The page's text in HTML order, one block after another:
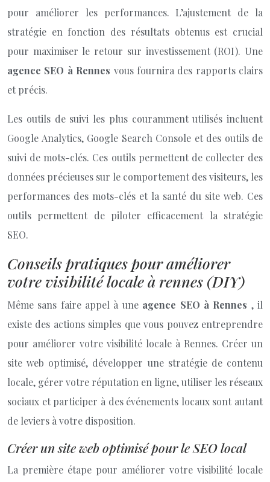
pour améliorer les performances. L’ajustement de la
stratégie en fonction des résultats obtenus est crucial
pour maximiser le retour sur investissement (ROI). Une
agence SEO à Rennes vous fournira des rapports clairs
et précis.
Les outils de suivi les plus couramment utilisés incluent
Google Analytics, Google Search Console et des outils de
suivi de mots-clés. Ces outils permettent de collecter des
données précieuses sur le comportement des visiteurs, les
performances des mots-clés et la santé du site web. Ces
outils permettent de piloter efficacement la stratégie
SEO.
Conseils pratiques pour améliorer
votre visibilité locale à rennes (DIY)
Même sans faire appel à une agence SEO à Rennes , il
existe des actions simples que vous pouvez entreprendre
pour améliorer votre visibilité locale à Rennes. Créer un
site web optimisé, développer une stratégie de contenu
locale, gérer votre réputation en ligne, utiliser les réseaux
sociaux et participer à des événements locaux sont autant
de leviers à votre disposition.
Créer un site web optimisé pour le SEO local
La première étape pour améliorer votre visibilité locale